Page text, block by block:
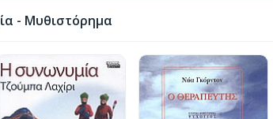
- Μυθιστόρημα